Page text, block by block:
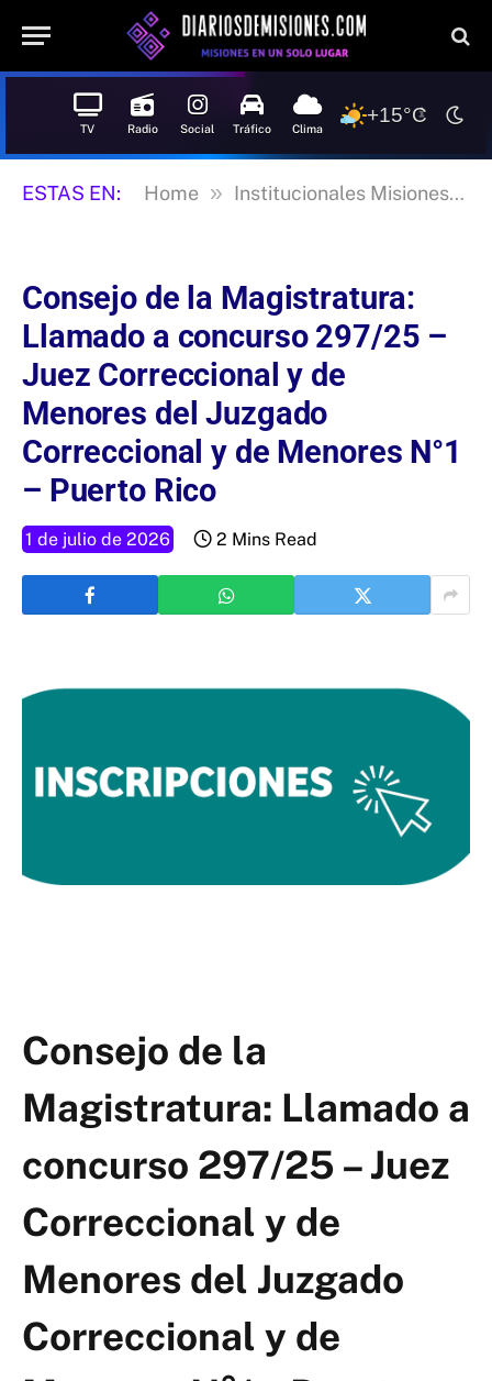
TV Radio Social Tráfico Clima
+15°C
ESTAS EN: Home » Institucionales Misiones »
Consejo de la Magistratura:
Llamado a concurso 297/25 –
Juez Correccional y de
Menores del Juzgado
Correccional y de Menores N°1
– Puerto Rico
1 de julio de 2026 2 Mins Read
Consejo de la
Magistratura: Llamado a
concurso 297/25 – Juez
Correccional y de
Menores del Juzgado
Correccional y de